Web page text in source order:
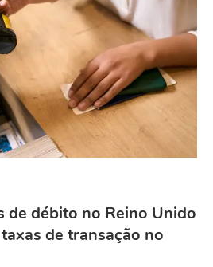
de débito no Reino Unido
de transação no